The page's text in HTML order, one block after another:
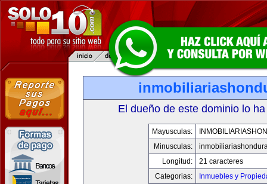
El dueño de este dominio lo
Mayusculas:
Minusculas:
Longitud:
21 caracteres
Categorias:
Inmuebles y